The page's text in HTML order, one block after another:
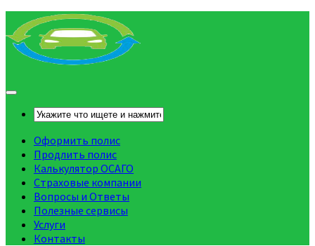
Оформить полис
Продлить полис
Калькулятор ОСАГО
Страховые компании
Вопросы и Ответы
Полезные сервисы
Услуги
Контакты